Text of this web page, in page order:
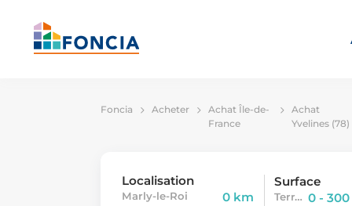
Foncia Acheter
Achat Île-de-
France
Achat
Yvelines (78)
Localisation
Marly-le-Roi 0 km
Surface
Terrain 0 -